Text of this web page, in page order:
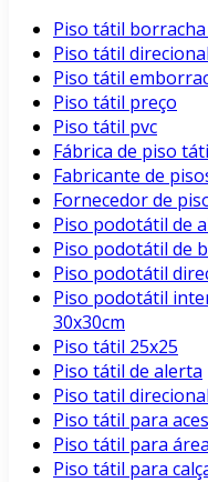
Piso tátil
Piso tátil direcional
Piso tátil
Piso tátil preço
Piso tátil pvc
Fábrica de piso
Fabricante de
Fornecedor de
Piso podotátil de
Piso podotátil de
Piso podotátil
Piso podotátil
30x30cm
Piso tátil 25x25
Piso tátil de alerta
Piso tatil
Piso tátil para
Piso tátil para
Piso tátil para